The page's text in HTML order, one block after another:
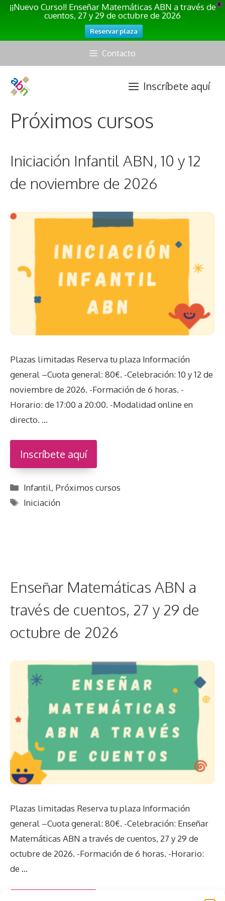
X
¡¡Nuevo Curso!! Enseñar Matemáticas ABN a través de
cuentos, 27 y 29 de octubre de 2026
Reservar plaza
contenido
Contacto
Inscríbete aquí
Próximos cursos
Iniciación Infantil ABN, 10 y 12
de noviembre de 2026
Plazas limitadas Reserva tu plaza Información
general –Cuota general: 80€. -Celebración: 10 y 12 de
noviembre de 2026. -Formación de 6 horas. -
Horario: de 17:00 a 20:00. -Modalidad online en
directo. …
Inscríbete aquí
Categorías
Infantil, Próximos cursos
Etiquetas
Iniciación
Enseñar Matemáticas ABN a
través de cuentos, 27 y 29 de
octubre de 2026
Plazas limitadas Reserva tu plaza Información
general –Cuota general: 80€. -Celebración: Enseñar
Matemáticas ABN a través de cuentos, 27 y 29 de
octubre de 2026. -Formación de 6 horas. -Horario:
de …